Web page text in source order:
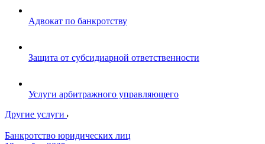
Адвокат по банкротству
Защита от субсидиарной ответственности
Услуги арбитражного управляющего
Другие услуги
Банкротство юридических лиц